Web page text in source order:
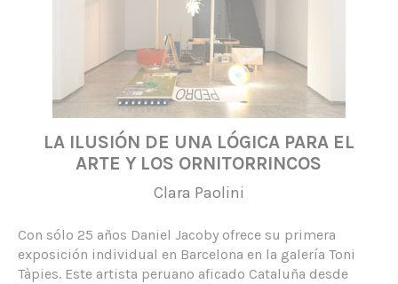
LA ILUSIÓN DE UNA LÓGICA PARA EL
ARTE Y LOS ORNITORRINCOS
Clara Paolini
Con sólo 25 años Daniel Jacoby ofrece su primera
exposición individual en Barcelona en la galería Toni
Tàpies. Este artista peruano aficado Cataluña desde